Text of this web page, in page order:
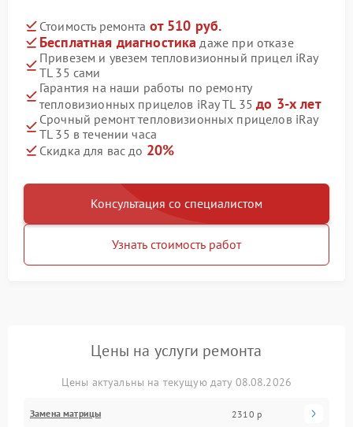
Стоимость ремонта от 510 руб.
Бесплатная диагностика даже при отказе
Привезем и увезем тепловизионный прицел iRay
TL 35 сами
Гарантия на наши работы по ремонту
тепловизионных прицелов iRay TL 35до 3-х лет
Срочный ремонт тепловизионных прицелов iRay
TL 35 в течении часа
Скидка для вас до 20%
Консультация со специалистом
Узнать стоимость работ
Цены на услуги ремонта
Цены актуальны на текущую дату 08.08.2026
Замена матрицы 2310 р